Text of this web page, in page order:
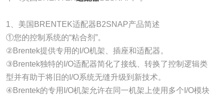
1、美国BRENTEK适配器B2SNAP产品简述
①您的控制系统的“粘合剂”。
②Brentek提供专用的I/O机架、插座和适配器。
③Brentek独特的I/O适配器简化了接线、转换了控制逻辑类
型并有助于将旧的I/O系统无缝升级到新技术。
④Brentek的专用I/O机架允许在同一机架上使用多个I/O模块